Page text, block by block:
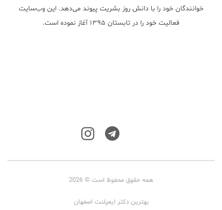
خوانندگان خود را با دانش روز بشریت پیوند می‌دهد. این وب‌سایت
فعالیت خود را در تابستان ۱۳۹۵ آغاز نموده است.
همه حقوق محفوظ است © 2026
بهترین دکتر ایمپلنت اصفهان